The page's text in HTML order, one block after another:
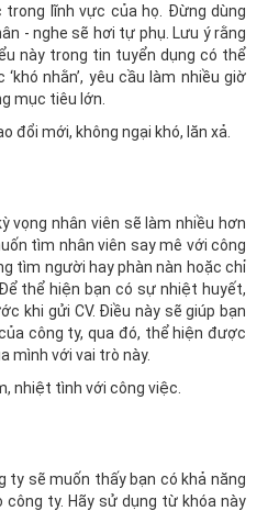
trong lĩnh vực của họ. Đừng dùng
- nghe sẽ hơi tự phụ. Lưu ý rằng
này trong tin tuyển dụng có thể
nhằn’, yêu cầu làm nhiều giờ
mục tiêu lớn.
đổi mới, không ngại khó, lăn xả.
vọng nhân viên sẽ làm nhiều hơn
tìm nhân viên say mê với công
tìm người hay phàn nàn hoặc chỉ
thể hiện bạn có sự nhiệt huyết,
khi gửi CV. Điều này sẽ giúp bạn
công ty, qua đó, thể hiện được
mình với vai trò này.
nhiệt tình với công việc.
ty sẽ muốn thấy bạn có khả năng
ty. Hãy sử dụng từ khóa này